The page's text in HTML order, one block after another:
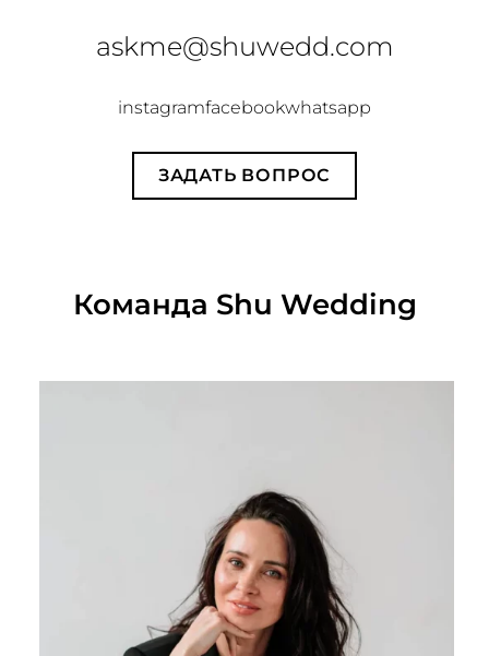
askme@shuwedd.com
instagramfacebookwhatsapp
ЗАДАТЬ ВОПРОС
Команда Shu Wedding